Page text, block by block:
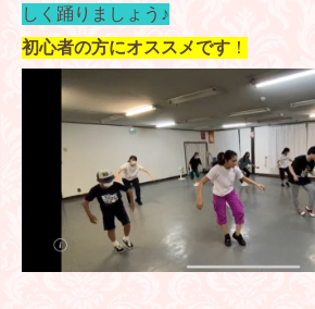
しく踊りましょう♪
初心者の方にオススメです ！